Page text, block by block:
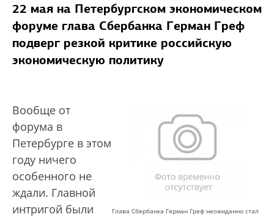
22 мая на Петербургском экономическом
форуме глава Сбербанка Герман Греф
подверг резкой критике российскую
экономическую политику
Глава Сбербанка Герман Греф неожиданно стал
Вообще от
форума в
Петербурге в этом
году ничего
особенного не
ждали. Главной
интригой были